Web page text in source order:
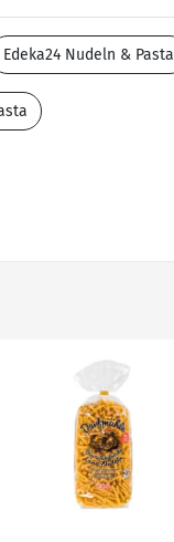
Edeka24 Nudeln & Pasta